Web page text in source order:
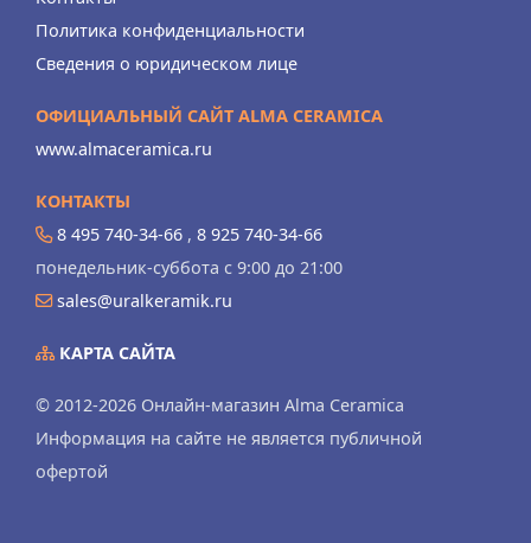
Политика конфиденциальности
Сведения о юридическом лице
ОФИЦИАЛЬНЫЙ САЙТ ALMA CERAMICA
www.almaceramica.ru
КОНТАКТЫ
8 495 740-34-66 , 8 925 740-34-66
понедельник-суббота с 9:00 до 21:00
sales@uralkeramik.ru
КАРТА САЙТА
© 2012-2026 Онлайн-магазин Alma Ceramica
Информация на сайте не является публичной
офертой